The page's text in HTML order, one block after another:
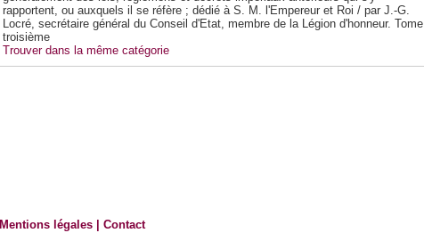
rapportent, ou auxquels il se réfère ; dédié à S. M. l'Empereur et Roi / par J.-G.
Locré, secrétaire général du Conseil d'Etat, membre de la Légion d'honneur. Tome
troisième
Trouver dans la même catégorie
Mentions légales |Contact